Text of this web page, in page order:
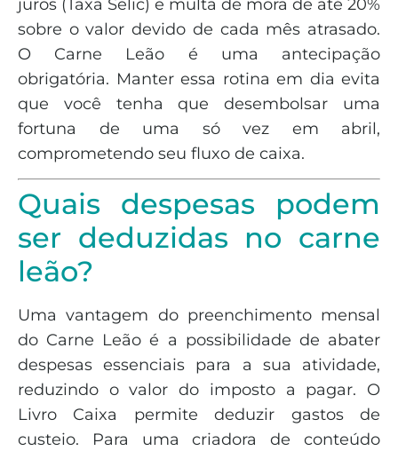
juros (Taxa Selic) e multa de mora de até 20%
sobre o valor devido de cada mês atrasado.
O Carne Leão é uma antecipação
obrigatória. Manter essa rotina em dia evita
que você tenha que desembolsar uma
fortuna de uma só vez em abril,
comprometendo seu fluxo de caixa.
Quais despesas podem
ser deduzidas no carne
leão?
Uma vantagem do preenchimento mensal
do Carne Leão é a possibilidade de abater
despesas essenciais para a sua atividade,
reduzindo o valor do imposto a pagar. O
Livro Caixa permite deduzir gastos de
custeio. Para uma criadora de conteúdo